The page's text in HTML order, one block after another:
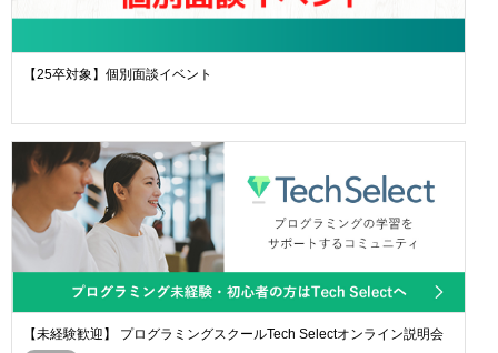
【25卒対象】個別面談イベント
【未経験歓迎】 プログラミングスクールTech Selectオンライン説明会